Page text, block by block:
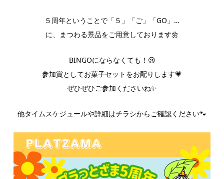
５周年ということで「５」「ご」「GO」…
に、まつわる景品をご用意しております🌼
BINGOにならなくても！😢
参加賞としてお菓子セットをお配りします💗
ぜひぜひご参加くださいね✨
他タイムスケジュールや詳細はチラシからご確認ください🐾